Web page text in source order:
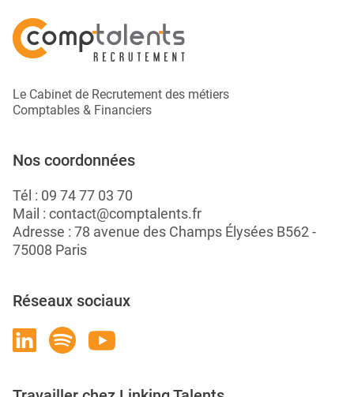
Le Cabinet de Recrutement des métiers
Comptables & Financiers
Nos coordonnées
Tél : 09 74 77 03 70
Mail : contact@comptalents.fr
Adresse : 78 avenue des Champs Élysées B562 -
75008 Paris
Réseaux sociaux